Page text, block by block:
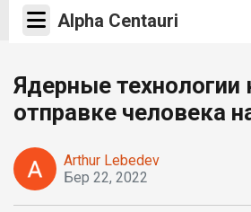
Alpha Centauri
Ядерные технологии
отправке человека
Arthur Lebedev
Бер 22, 2022